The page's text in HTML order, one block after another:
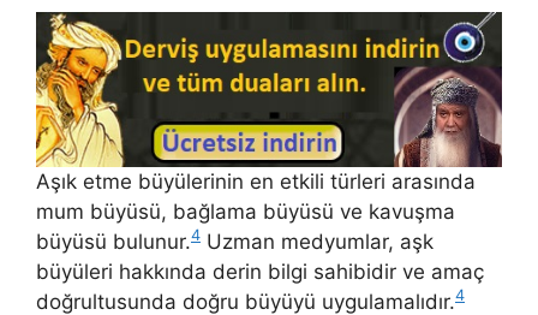
Aşık etme büyülerinin en etkili türleri arasında
mum büyüsü, bağlama büyüsü ve kavuşma
büyüsü bulunur.4 Uzman medyumlar, aşk
büyüleri hakkında derin bilgi sahibidir ve amaç
doğrultusunda doğru büyüyü uygulamalıdır.4